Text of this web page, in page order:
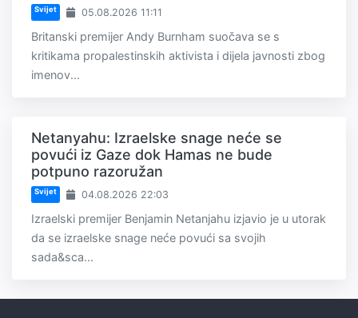
Svijet 05.08.2026 11:11
Britanski premijer Andy Burnham suočava se s
kritikama propalestinskih aktivista i dijela javnosti zbog
imenov...
Netanyahu: Izraelske snage neće se
povući iz Gaze dok Hamas ne bude
potpuno razoružan
Svijet 04.08.2026 22:03
Izraelski premijer Benjamin Netanjahu izjavio je u utorak
da se izraelske snage neće povući sa svojih
sada&sca...